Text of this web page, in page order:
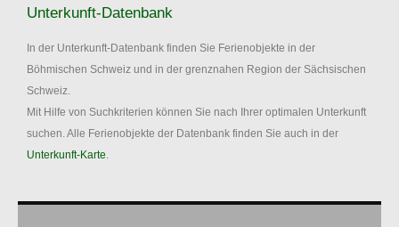
Unterkunft-Datenbank
In der Unterkunft-Datenbank finden Sie Ferienobjekte in der
Böhmischen Schweiz und in der grenznahen Region der Sächsischen
Schweiz.
Mit Hilfe von Suchkriterien können Sie nach Ihrer optimalen Unterkunft
suchen. Alle Ferienobjekte der Datenbank finden Sie auch in der
Unterkunft-Karte.